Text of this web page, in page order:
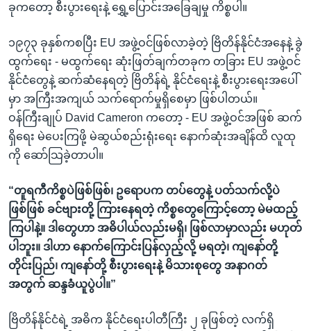
ခုကတော့ စီးပွားရေးနဲ့ ရွှေ့ပြောင်းအခြေချမှု ကိစ္စပါ။
၁၉၇၃ ခုနှစ်ကစပြီး EU အဖွဲ့ဝင်ဖြစ်လာခဲ့တဲ့ ဗြိတိန်နိုင်ငံအနေနဲ့ ခွဲ
ထွက်ရေး - မထွက်ရေး ဆုံးဖြတ်ချက်တခုက တခြား EU အဖွဲ့ဝင်
နိုင်ငံတွေနဲ့ ဆက်ဆံနေရတဲ့ ဗြိတိန်ရဲ့ နိုင်ငံရေးနဲ့ စီးပွားရေးအပေါ်
မှာ အကြီးအကျယ် သက်ရောက်မှုရှိစေမှာ ဖြစ်ပါတယ်။
ဝန်ကြီးချုပ် David Cameron ကတော့ - EU အဖွဲ့ဝင်အဖြစ် ဆက်
ရှိရေး မဲပေးကြဖို့ မဲဆွယ်စည်းရုံးရေး နောက်ဆုံးအချိန်ထိ လူထု
ကို ဆော်သြခဲ့တာပါ။
“တူရကီကိစ္စပဲဖြစ်ဖြစ်၊ ဥရောပက တပ်တွေနဲ့ ပတ်သက်လို့ပဲ
ဖြစ်ဖြစ် ခင်ဗျားတို့ ကြားနေရတဲ့ ကိစ္စတွေကြောင့်တော့ မဲမထည့်
ကြပါနဲ့။ ဒါတွေဟာ အဓိပါယ်လည်းမရှိ၊ ဖြစ်လာမှာလည်း မဟုတ်
ပါဘူး။ ဒါဟာ နောက်ကြောင်းပြန်လှည့်လို့ မရတဲ့၊ ကျနော်တို့
တိုင်းပြည်၊ ကျနော်တို့ စီးပွားရေးနဲ့ မိသားစုတွေ အနာဂတ်
အတွက် ဆန္ဒခံယူပွဲပါ။”
ဗြိတိန်နိုင်ငံရဲ့ အဓိက နိုင်ငံရေးပါတီကြီး ၂ ခုဖြစ်တဲ့ လက်ရှိ